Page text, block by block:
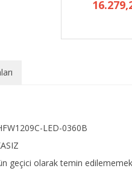
LED-0360B
geçici olarak temin